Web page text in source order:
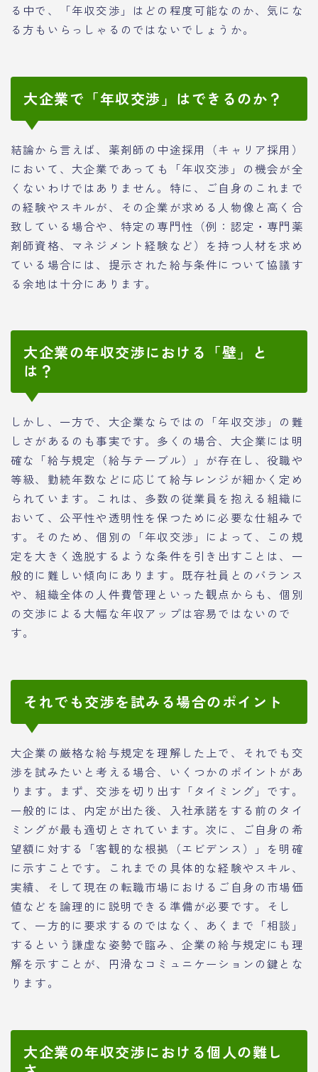
る中で、「年収交渉」はどの程度可能なのか、気にな
る方もいらっしゃるのではないでしょうか。
大企業で「年収交渉」はできるのか？
結論から言えば、薬剤師の中途採用（キャリア採用）
において、大企業であっても「年収交渉」の機会が全
くないわけではありません。特に、ご自身のこれまで
の経験やスキルが、その企業が求める人物像と高く合
致している場合や、特定の専門性（例：認定・専門薬
剤師資格、マネジメント経験など）を持つ人材を求め
ている場合には、提示された給与条件について協議す
る余地は十分にあります。
大企業の年収交渉における「壁」と
は？
しかし、一方で、大企業ならではの「年収交渉」の難
しさがあるのも事実です。多くの場合、大企業には明
確な「給与規定（給与テーブル）」が存在し、役職や
等級、勤続年数などに応じて給与レンジが細かく定め
られています。これは、多数の従業員を抱える組織に
おいて、公平性や透明性を保つために必要な仕組みで
す。そのため、個別の「年収交渉」によって、この規
定を大きく逸脱するような条件を引き出すことは、一
般的に難しい傾向にあります。既存社員とのバランス
や、組織全体の人件費管理といった観点からも、個別
の交渉による大幅な年収アップは容易ではないので
す。
それでも交渉を試みる場合のポイント
大企業の厳格な給与規定を理解した上で、それでも交
渉を試みたいと考える場合、いくつかのポイントがあ
ります。まず、交渉を切り出す「タイミング」です。
一般的には、内定が出た後、入社承諾をする前のタイ
ミングが最も適切とされています。次に、ご自身の希
望額に対する「客観的な根拠（エビデンス）」を明確
に示すことです。これまでの具体的な経験やスキル、
実績、そして現在の転職市場におけるご自身の市場価
値などを論理的に説明できる準備が必要です。そし
て、一方的に要求するのではなく、あくまで「相談」
するという謙虚な姿勢で臨み、企業の給与規定にも理
解を示すことが、円滑なコミュニケーションの鍵とな
ります。
大企業の年収交渉における個人の難し